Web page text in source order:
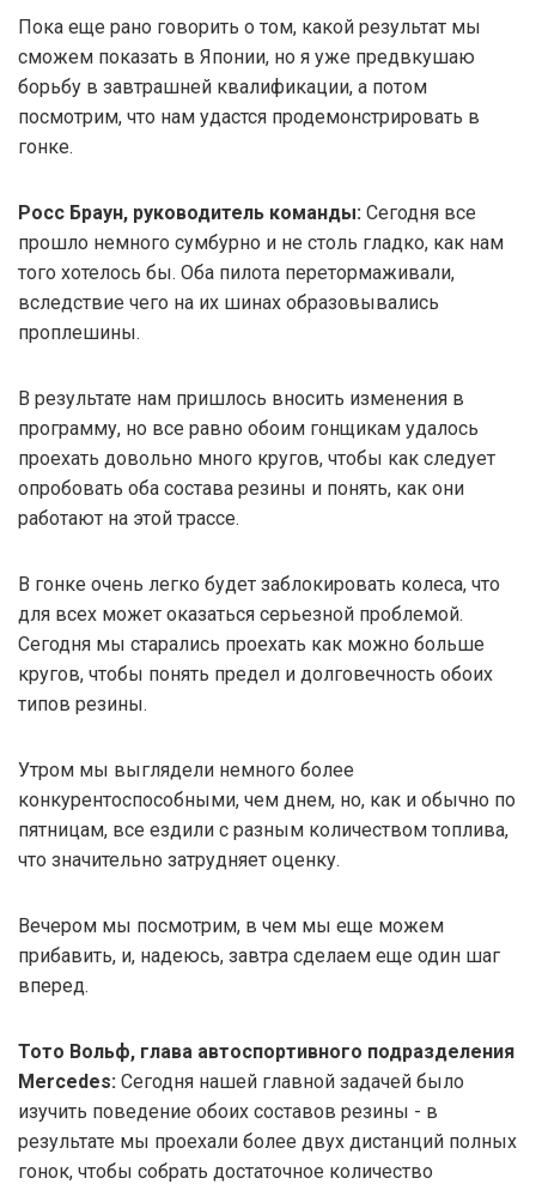
Пока еще рано говорить о том, какой результат мы
сможем показать в Японии, но я уже предвкушаю
борьбу в завтрашней квалификации, а потом
посмотрим, что нам удастся продемонстрировать в
гонке.
Росс Браун, руководитель команды: Сегодня все
прошло немного сумбурно и не столь гладко, как нам
того хотелось бы. Оба пилота перетормаживали,
вследствие чего на их шинах образовывались
проплешины.
В результате нам пришлось вносить изменения в
программу, но все равно обоим гонщикам удалось
проехать довольно много кругов, чтобы как следует
опробовать оба состава резины и понять, как они
работают на этой трассе.
В гонке очень легко будет заблокировать колеса, что
для всех может оказаться серьезной проблемой.
Сегодня мы старались проехать как можно больше
кругов, чтобы понять предел и долговечность обоих
типов резины.
Утром мы выглядели немного более
конкурентоспособными, чем днем, но, как и обычно по
пятницам, все ездили с разным количеством топлива,
что значительно затрудняет оценку.
Вечером мы посмотрим, в чем мы еще можем
прибавить, и, надеюсь, завтра сделаем еще один шаг
вперед.
Тото Вольф, глава автоспортивного подразделения
Mercedes: Сегодня нашей главной задачей было
изучить поведение обоих составов резины - в
результате мы проехали более двух дистанций полных
гонок, чтобы собрать достаточное количество